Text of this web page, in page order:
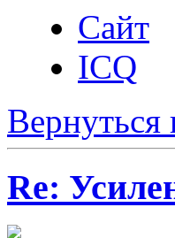
Сайт
ICQ
Вернуться
Re: